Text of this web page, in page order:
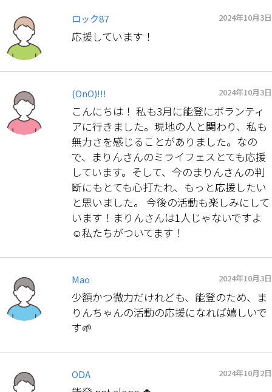
ロック87 2024年10月3日
応援しています！
(OnO)!!! 2024年10月3日
こんにちは！ 私も3月に能登にボランティ
アに行きました。現地の人と関わり、私も
無力さを感じることがありました。なの
で、まりんさんのミライフェスとても応援
しています。そして、今のまりんさんの判
断にもとても心打たれ、もっと応援したい
と思いました。 今後の活動も楽しみにして
います！まりんさんは1人じゃないですよ
☺️私たちがついてます！
Mao 2024年10月3日
少額かつ微力だけれども、能登のため、ま
りんちゃんの活動の応援になれば嬉しいで
す🌱
ODA 2024年10月2日